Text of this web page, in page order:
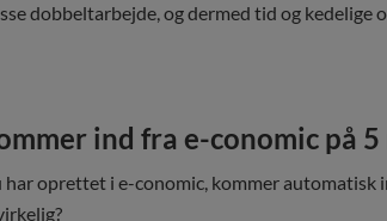
dobbeltarbejde, og dermed tid og kedelige
ind fra e-conomic på
har oprettet i e-conomic, kommer automatisk